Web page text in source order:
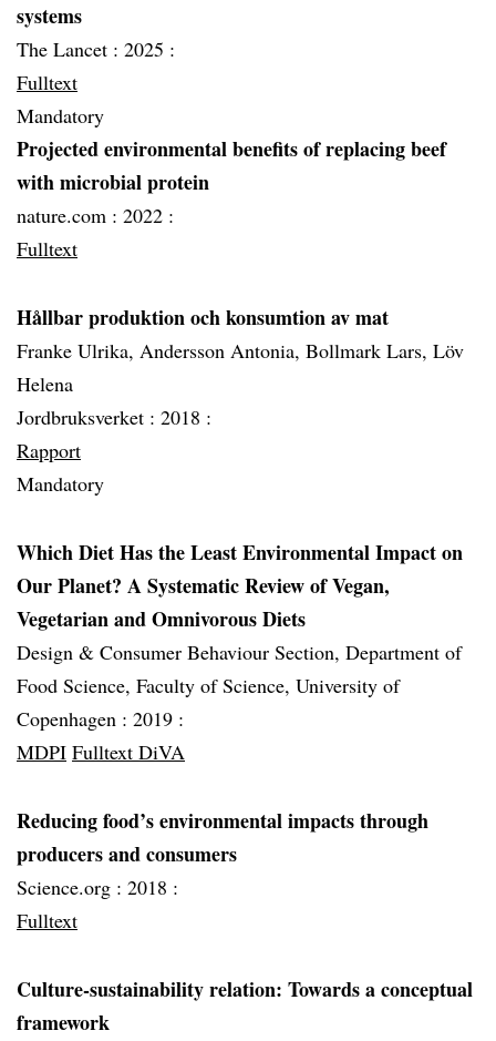
systems
The Lancet : 2025 :
Fulltext
Mandatory
Projected environmental benefits of replacing beef
with microbial protein
nature.com : 2022 :
Fulltext
Hållbar produktion och konsumtion av mat
Franke Ulrika, Andersson Antonia, Bollmark Lars, Löv
Helena
Jordbruksverket : 2018 :
Rapport
Mandatory
Which Diet Has the Least Environmental Impact on
Our Planet? A Systematic Review of Vegan,
Vegetarian and Omnivorous Diets
Design & Consumer Behaviour Section, Department of
Food Science, Faculty of Science, University of
Copenhagen : 2019 :
MDPI Fulltext DiVA
Reducing food’s environmental impacts through
producers and consumers
Science.org : 2018 :
Fulltext
Culture-sustainability relation: Towards a conceptual
framework